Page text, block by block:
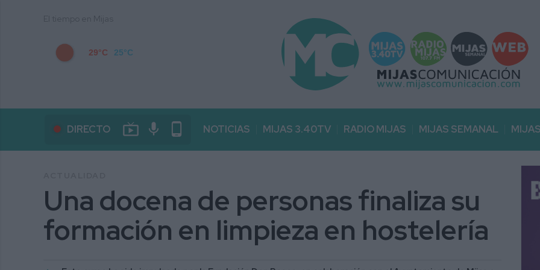
29°C 25°C
DIRECTO live_tv mic phone_android NOTICIAS MIJAS 3.40TV RADIO MIJAS MIJAS SEMANAL
Una docena de personas finaliza su
formación en limpieza en hostelería